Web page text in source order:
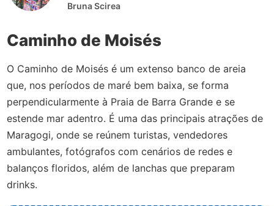
Bruna Scirea
Caminho de Moisés
O Caminho de Moisés é um extenso banco de areia
que, nos períodos de maré bem baixa, se forma
perpendicularmente à Praia de Barra Grande e se
estende mar adentro. É uma das principais atrações de
Maragogi, onde se reúnem turistas, vendedores
ambulantes, fotógrafos com cenários de redes e
balanços floridos, além de lanchas que preparam
drinks.